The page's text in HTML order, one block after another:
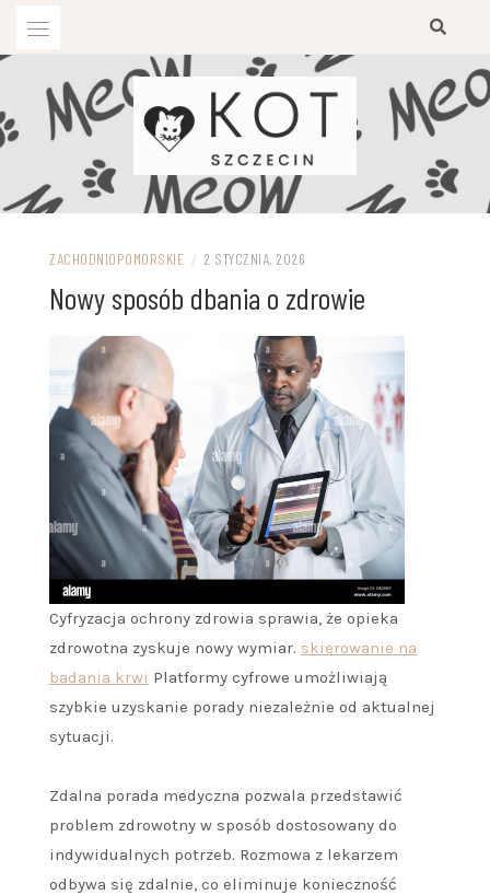
treści
ZACHODNIOPOMORSKIE / 2 STYCZNIA, 2026
Nowy sposób dbania o zdrowie
Cyfryzacja ochrony zdrowia sprawia, że opieka
zdrowotna zyskuje nowy wymiar. skierowanie na
badania krwi Platformy cyfrowe umożliwiają
szybkie uzyskanie porady niezależnie od aktualnej
sytuacji.
Zdalna porada medyczna pozwala przedstawić
problem zdrowotny w sposób dostosowany do
indywidualnych potrzeb. Rozmowa z lekarzem
odbywa się zdalnie, co eliminuje konieczność